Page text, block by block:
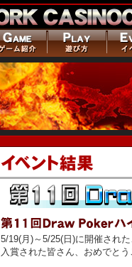
5/19(月)～5/25(日)に開催され
入賞された皆さん、おめでとう